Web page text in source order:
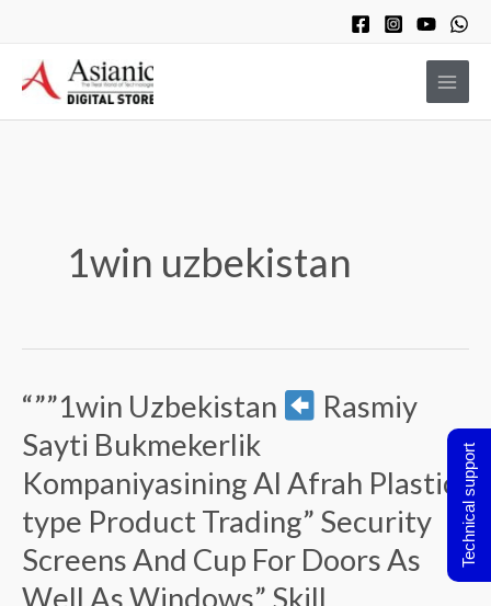
content
1win uzbekistan
“””1win Uzbekistan
Rasmiy
Sayti Bukmekerlik
Kompaniyasining Al Afrah Plastic-
type Product Trading” Security
Screens And Cup For Doors As
Well As Windows” Skill
“””1win
Rasmiy
Sayti
Bukmekerlik
Kompaniyasining
Al
Technical support